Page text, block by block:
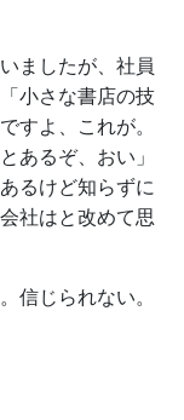
ましたが、社員
小さな書店の技
すよ、これが。
あるぞ、おい」
るけど知らずに
社はと改めて思
信じられない。